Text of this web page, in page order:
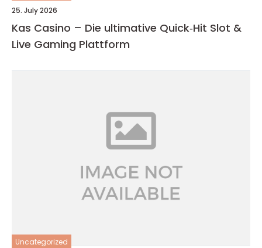
25. July 2026
Kas Casino – Die ultimative Quick‑Hit Slot &
Live Gaming Plattform
Uncategorized